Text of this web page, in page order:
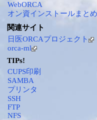
WebORCA
オン資インストールまとめ
関連サイト
日医ORCAプロジェクト
orca-ml
TIPs!
CUPS印刷
SAMBA
プリンタ
SSH
FTP
NFS